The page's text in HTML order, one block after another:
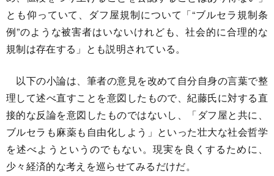
とも仰っていて、ダフ屋規制について「“ブルセラ規制条
例”のような被害者はいないけれども、社会的に合理的な
規制は存在する」とも説明されている。
以下の小論は、筆者の意見を改めて自分自身の言葉で整
理して述べ直すことを意図したもので、紀藤氏に対する直
接的な反論を意図したものではないし、「ダフ屋と共に、
ブルセラも麻薬も自由化しよう」といった壮大な社会哲学
を述べようというのでもない。現実を良くするために、
少々経済的な考えを巡らせてみるだけだ。